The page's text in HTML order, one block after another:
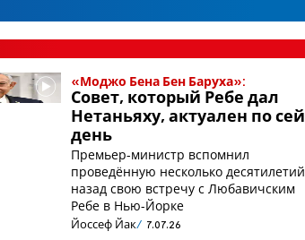
«Моджо Бена Бен Баруха»:
Совет, который Ребе дал
Нетаньяху, актуален по сей
день
Премьер-министр вспомнил
проведённую несколько десятилетий
назад свою встречу с Любавичским
Ребе в Нью-Йорке
Йоссеф Йак 7.07.26